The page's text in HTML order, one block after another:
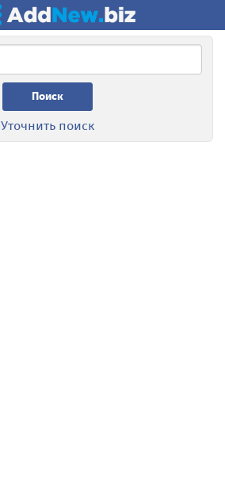
Поиск
Уточнить поиск